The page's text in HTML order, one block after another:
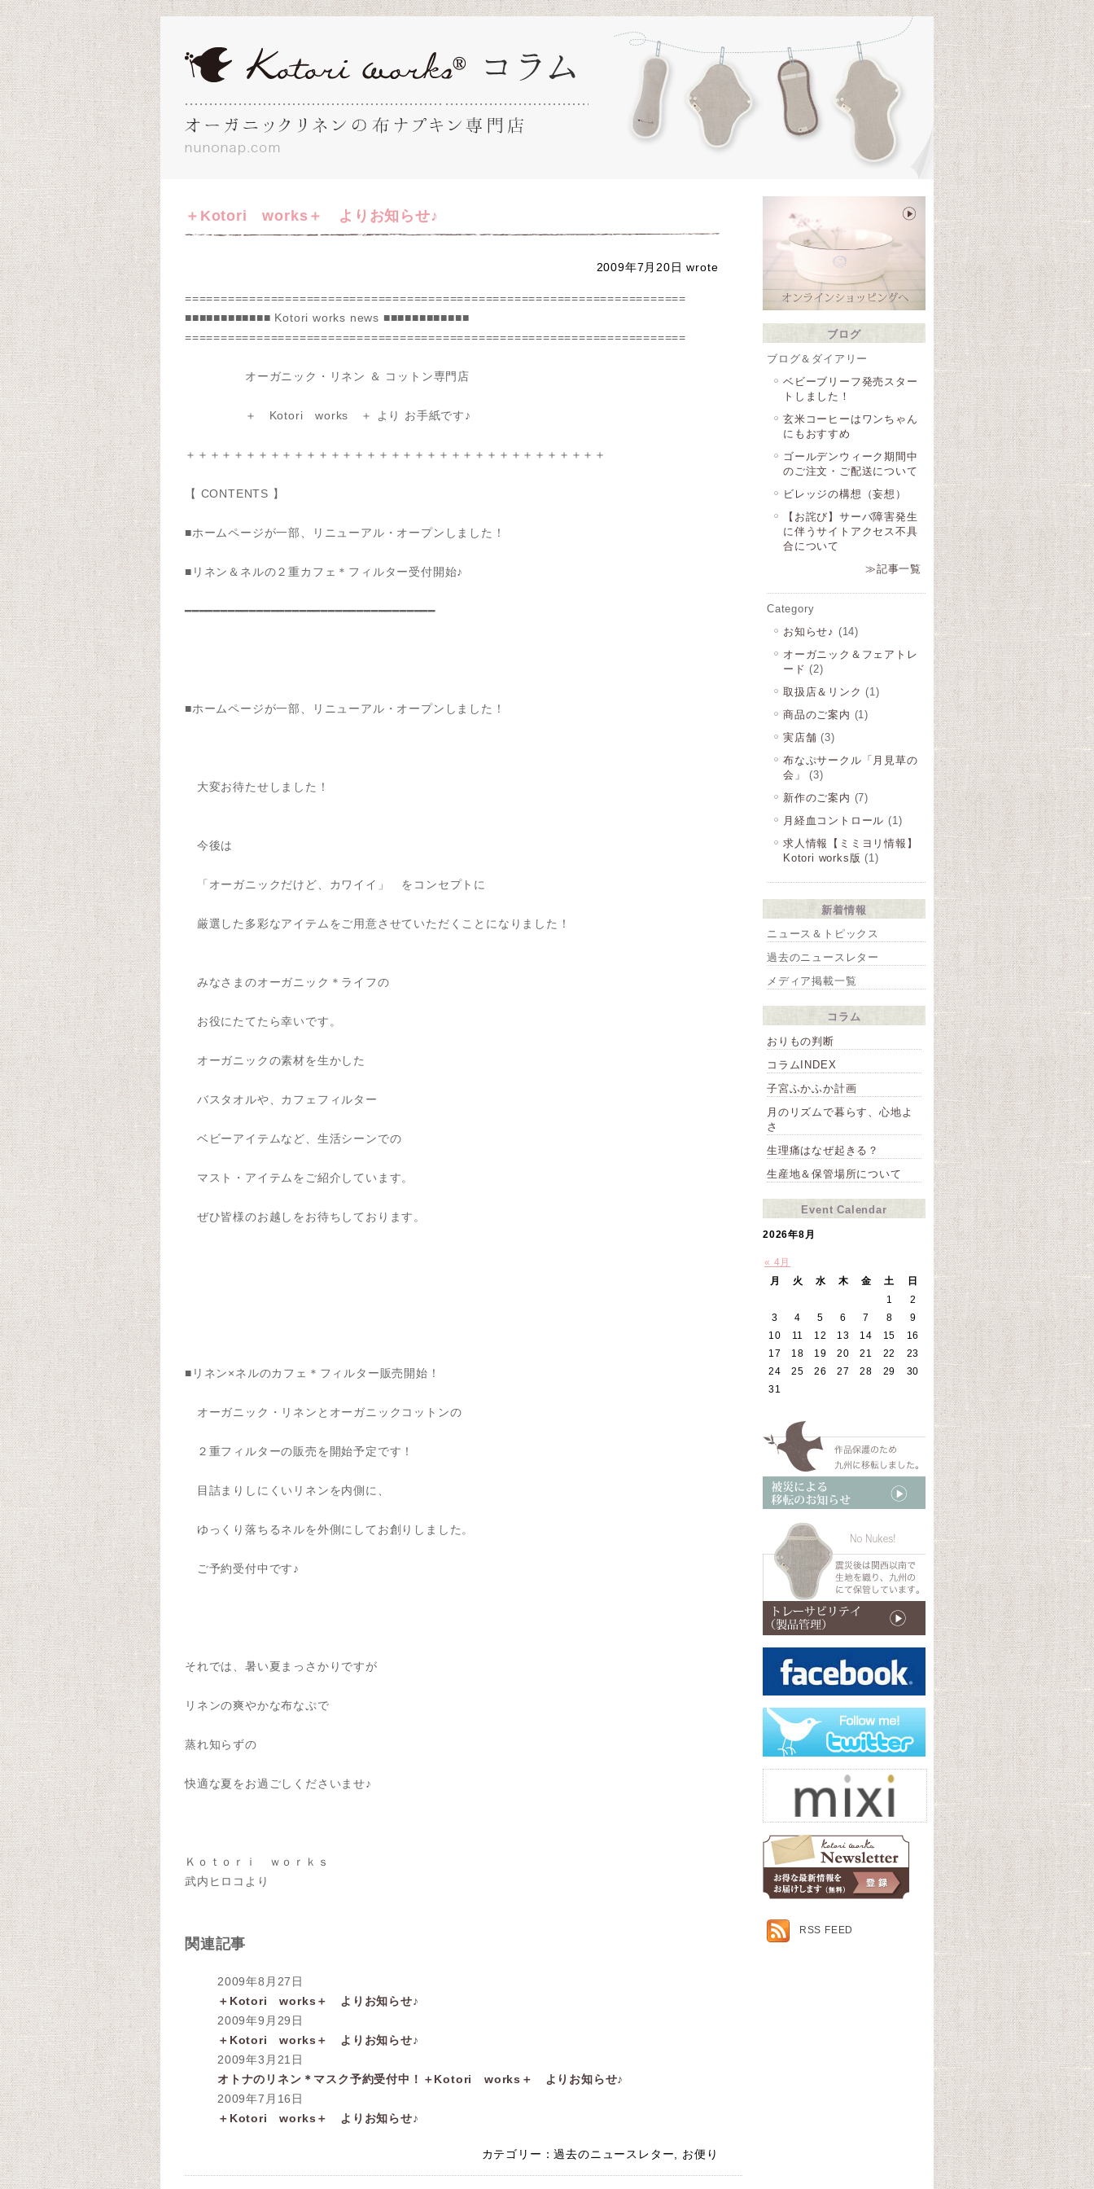
＋Kotori works＋ よりお知らせ♪
2009年7月20日 wrote
======================================================================
■■■■■■■■■■■■ Kotori works news ■■■■■■■■■■■■
======================================================================
オーガニック・リネン ＆ コットン専門店
＋ Kotori works ＋ より お手紙です♪
＋＋＋＋＋＋＋＋＋＋＋＋＋＋＋＋＋＋＋＋＋＋＋＋＋＋＋＋＋＋＋＋＋＋＋
【 CONTENTS 】
■ホームページが一部、リニューアル・オープンしました！
■リネン＆ネルの２重カフェ＊フィルター受付開始♪
━━━━━━━━━━━━━━━━━━━━━━━━━━━━━━━━━━━
■ホームページが一部、リニューアル・オープンしました！
大変お待たせしました！
今後は
「オーガニックだけど、カワイイ」 をコンセプトに
厳選した多彩なアイテムをご用意させていただくことになりました！
みなさまのオーガニック＊ライフの
お役にたてたら幸いです。
オーガニックの素材を生かした
バスタオルや、カフェフィルター
ベビーアイテムなど、生活シーンでの
マスト・アイテムをご紹介しています。
ぜひ皆様のお越しをお待ちしております。
■リネン×ネルのカフェ＊フィルター販売開始！
オーガニック・リネンとオーガニックコットンの
２重フィルターの販売を開始予定です！
目詰まりしにくいリネンを内側に、
ゆっくり落ちるネルを外側にしてお創りしました。
ご予約受付中です♪
それでは、暑い夏まっさかりですが
リネンの爽やかな布なぷで
蒸れ知らずの
快適な夏をお過ごしくださいませ♪
Ｋｏｔｏｒｉ ｗｏｒｋｓ
武内ヒロコより
関連記事
2009年8月27日
＋Kotori works＋ よりお知らせ♪
2009年9月29日
＋Kotori works＋ よりお知らせ♪
2009年3月21日
オトナのリネン＊マスク予約受付中！＋Kotori works＋ よりお知らせ♪
2009年7月16日
＋Kotori works＋ よりお知らせ♪
カテゴリー：過去のニュースレター お便り
ブログ
ブログ＆ダイアリー
ベビーブリーフ発売スター
トしました！
玄米コーヒーはワンちゃん
にもおすすめ
ゴールデンウィーク期間中
のご注文・ご配送について
ビレッジの構想（妄想）
【お詫び】サーバ障害発生
に伴うサイトアクセス不具
合について
≫記事一覧
Category
お知らせ♪ (14)
オーガニック＆フェアトレ
ード (2)
取扱店＆リンク (1)
商品のご案内 (1)
実店舗 (3)
布なぷサークル「月見草の
会」
(3)
新作のご案内 (7)
月経血コントロール (1)
求人情報【ミミヨリ情報】
Kotori works版 (1)
新着情報
ニュース＆トピックス
過去のニュースレター
メディア掲載一覧
コラム
おりもの判断
コラムINDEX
子宮ふかふか計画
月のリズムで暮らす、心地よ
さ
生理痛はなぜ起きる？
生産地＆保管場所について
Event Calendar
2026年8月
« 4月
月
火 水 木 金 土
日
1
2
3
4 5 6 7 8
9
10
11 12 13 14 15
16
17
18 19 20 21 22
23
24
25 26 27 28 29
30
31
RSS FEED